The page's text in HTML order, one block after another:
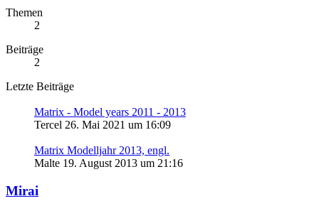
Themen
2
Beiträge
2
Letzte Beiträge
Matrix - Model years 2011 - 2013
Tercel 26. Mai 2021 um 16:09
Matrix Modelljahr 2013, engl.
Malte 19. August 2013 um 21:16
Mirai